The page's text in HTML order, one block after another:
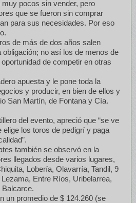
pocos sin vender, pero
que se fueron sin comprar
para sus necesidades. Por eso
de más de dos años salen
obligación; no así los de menos de
de competir en otras
apuesta y le pone toda la
y producir, en bien de ellos y
San Martín, de Fontana y Cía.
del evento, apreció que “se ve
elige los toros de pedigrí y paga
también se observó en la
llegados desde varios lugares,
Lobería, Olavarría, Tandil, 9
Entre Ríos, Uribelarrea,
Balcarce.
un promedio de $ 124.260 (se